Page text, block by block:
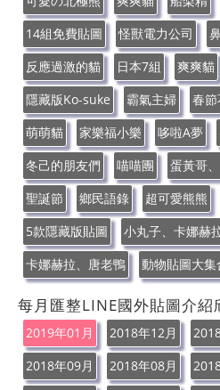
14組免費貼圖
怪獸電力公司
反應過激的貓
日本7組 爽爽貓
隱藏版Ko-suke
霸氣主婦 春
萌萌貓
家樂福小樂 哆啦A夢
冬己的朋友們
喵喵團 蛋黃哥
聖誕節
鄉民語錄 超可愛熊熊
5款隱藏版貼圖
小丸子、卡娜赫
卡娜赫拉、唐老鴨
動物貼圖大集
每月匯整LINE國外貼圖介紹
2019年01月 2018年12月
2018年09月
2018年08月